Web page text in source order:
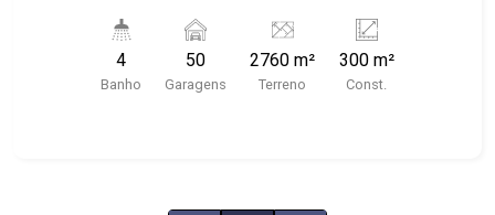
Novo Shopping - Avenida Castelo Branco, rota de
quem vem de cidades periféricas - ao lado
Golden Park Hotel e Concessionária Honda -
4
Banho
50
Garagens
2760 m²
Terreno
300 m²
Const.